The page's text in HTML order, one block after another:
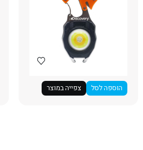
הוספה לסל צפייה במוצר